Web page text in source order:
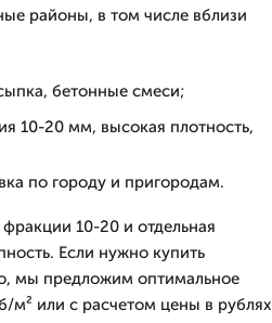
районы, в том числе вблизи
бетонные смеси;
10-20 мм, высокая плотность,
по городу и пригородам.
10-20 и отдельная
Если нужно купить
мы предложим оптимальное
м² или с расчетом цены в рублях